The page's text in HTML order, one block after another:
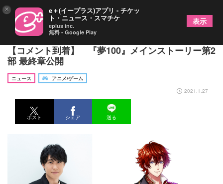
鈴村健一・山下大輝・宮崎遊・堀江瞬・森川智之の
【コメント到着】 『夢100』メインストーリー第2
部 最終章公開
ニュース
アニメ/ゲーム
2021.1.27
ポスト シェア 送る
× e＋(イープラス)アプリ - チケッ
ト・ニュース・スマチケ
eplus inc.
無料 - Google Play
表示